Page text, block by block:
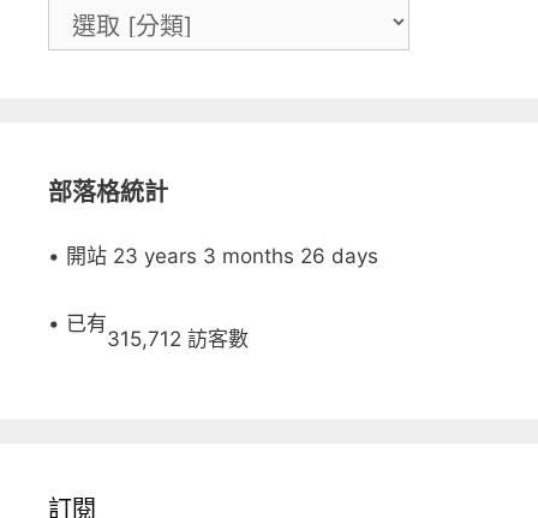
部落格統計
• 開站 23 years 3 months 26 days
• 已有
315,712 訪客數
訂閱